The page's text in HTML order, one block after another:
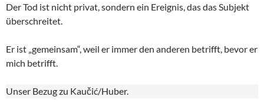
Der Tod ist nicht privat, sondern ein Ereignis, das das Subjekt
überschreitet.
Er ist „gemeinsam“, weil er immer den anderen betrifft, bevor er
mich betrifft.
Unser Bezug zu Kaučić/Huber.